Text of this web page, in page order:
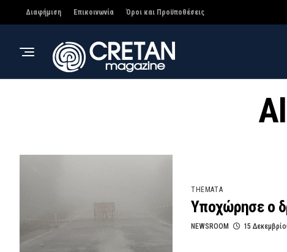
Διαφήμιση Επικοινωνία Όροι και Προϋποθέσεις
THEMATA
Υποχώρησε ο
NEWSROOM 15